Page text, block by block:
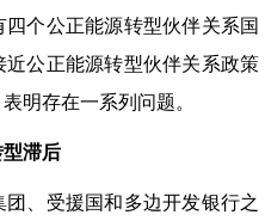
个公正能源转型伙伴关系国
公正能源转型伙伴关系政策
明存在一系列问题。
滞后
、受援国和多边开发银行之